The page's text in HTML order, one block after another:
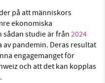
på att människors
ekonomiska
sådan studie är från 2024
av pandemin. Deras resultat
engagemanget för
och att det kan kopplas